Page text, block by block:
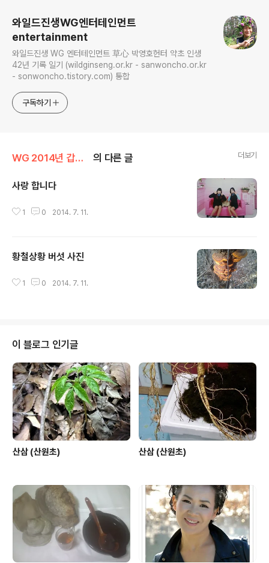
와일드진생WG엔터테인먼트
entertainment
와일드진생 WG 엔터테인먼트 草心 박영호헌터 약초 인생
42년 기록 일기 (wildginseng.or.kr - sanwoncho.or.kr
- sonwoncho.tistory.com) 통합
구독하기
WG 2014년 갑오년 기록 의 다른 글 더보기
사랑 합니다
1 0 2014. 7. 11.
황철상황 버섯 사진
1 0 2014. 7. 11.
이 블로그 인기글
산삼 (산원초) 산삼 (산원초)